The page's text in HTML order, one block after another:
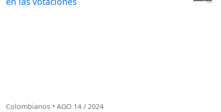
Colombianos • AGO 14 / 2024